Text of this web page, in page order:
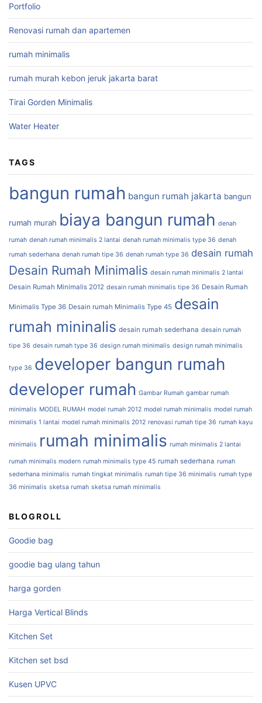
Portfolio
Renovasi rumah dan apartemen
rumah minimalis
rumah murah kebon jeruk jakarta barat
Tirai Gorden Minimalis
Water Heater
TAGS
bangun rumah bangun rumah jakarta bangun
rumah murah biaya bangun rumah denah
rumah denah rumah minimalis 2 lantai denah rumah minimalis type 36 denah
rumah sederhana denah rumah tipe 36 denah rumah type 36 desain rumah
Desain Rumah Minimalis desain rumah minimalis 2 lantai
Desain Rumah Minimalis 2012 desain rumah minimalis tipe 36 Desain Rumah
Minimalis Type 36 Desain rumah Minimalis Type 45 desain
rumah mininalis desain rumah sederhana desain rumah
tipe 36 desain rumah type 36 design rumah minimalis design rumah minimalis
type 36 developer bangun rumah
developer rumah Gambar Rumah gambar rumah
minimalis MODEL RUMAH model rumah 2012 model rumah minimalis model rumah
minimalis 1 lantai model rumah minimalis 2012 renovasi rumah tipe 36 rumah kayu
minimalis rumah minimalis rumah minimalis 2 lantai
rumah minimalis modern rumah minimalis type 45 rumah sederhana rumah
sederhana minimalis rumah tingkat minimalis rumah tipe 36 minimalis rumah type
36 minimalis sketsa rumah sketsa rumah minimalis
BLOGROLL
Goodie bag
goodie bag ulang tahun
harga gorden
Harga Vertical Blinds
Kitchen Set
Kitchen set bsd
Kusen UPVC